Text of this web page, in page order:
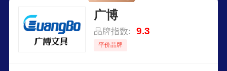
广博
品牌指数: 9.3
平价品牌